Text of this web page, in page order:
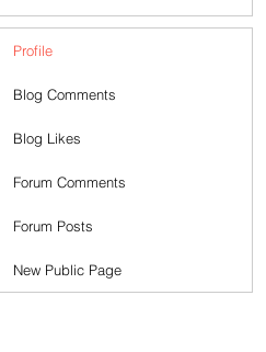
Profile
Blog Comments
Blog Likes
Forum Comments
Forum Posts
New Public Page